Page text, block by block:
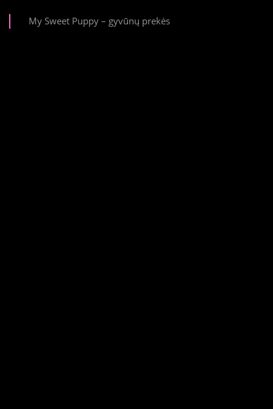
My Sweet Puppy – gyvūnų prekės